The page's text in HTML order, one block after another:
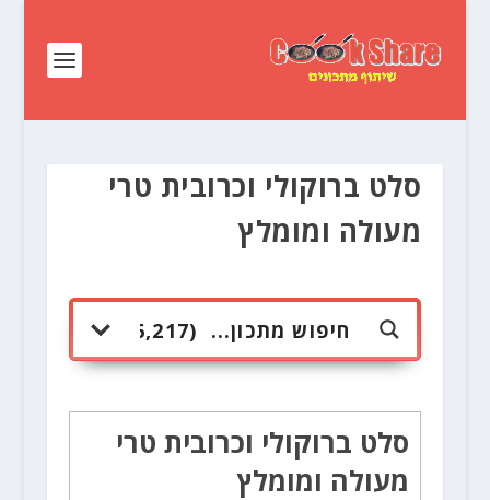
סלט ברוקולי וכרובית טרי
מעולה ומומלץ
סלט ברוקולי וכרובית טרי
מעולה ומומלץ